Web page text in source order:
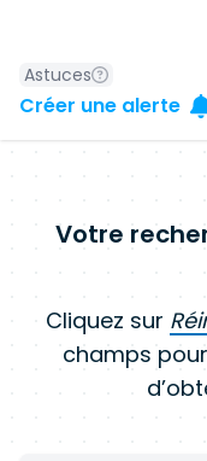
Astuces
Créer une alerte
Votre
Cliquez sur
champs